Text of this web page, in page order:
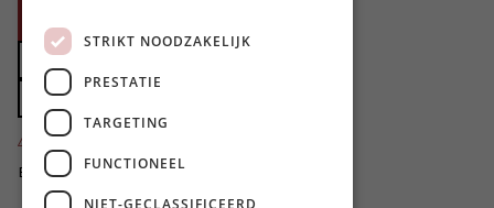
Doe een gift
Zet MO* in uw testament
4424
Bedankt voor jullie steun!
STRIKT NOODZAKELIJK
PRESTATIE
TARGETING
FUNCTIONEEL
NIET-GECLASSIFICEERD